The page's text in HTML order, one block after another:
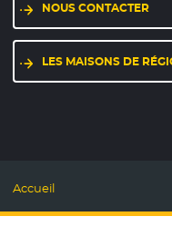
NOUS CONTACTER
LES MAISONS DE
Accueil
Mentions légales